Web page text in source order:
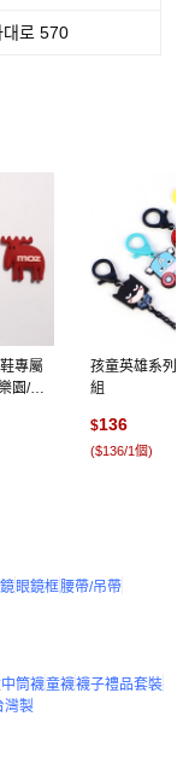
대로 570
專屬
園/藍
話之
孩童英雄系列
組
$136
($136/1個)
眼鏡框腰帶/吊帶
筒襪童襪襪子禮品套裝
灣製